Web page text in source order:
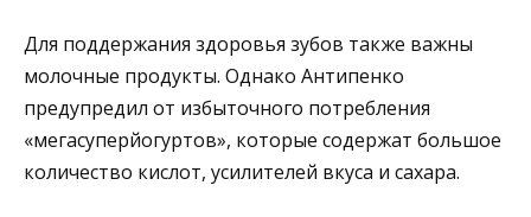
Для поддержания здоровья зубов также важны
молочные продукты. Однако Антипенко
предупредил от избыточного потребления
«мегасуперйогуртов», которые содержат большое
количество кислот, усилителей вкуса и сахара.